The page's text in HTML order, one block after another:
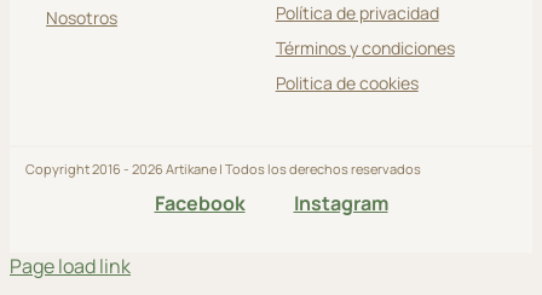
Nosotros
Política de privacidad
Términos y condiciones
Politica de cookies
Copyright 2016 - 2026 Artikane | Todos los derechos reservados
Facebook Instagram
Page load link